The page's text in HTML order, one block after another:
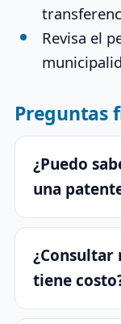
Revisa el
Preguntas
¿Puedo
una
¿Consultar
tiene